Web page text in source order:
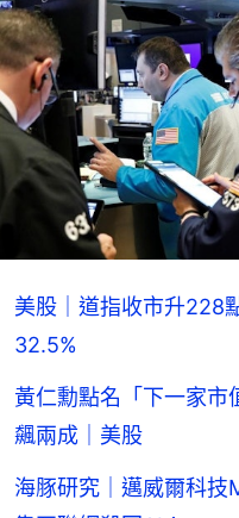
美股｜道指收市升
32.5%
黃仁勳點名「下一家
飆兩成｜美股
海豚研究｜邁威爾科